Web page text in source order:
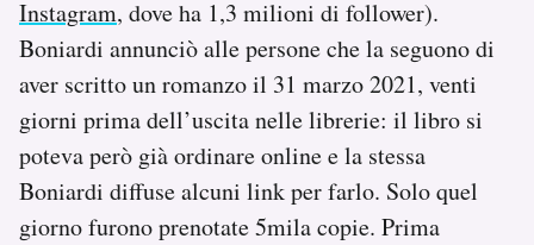
Instagram, dove ha 1,3 milioni di follower).
Boniardi annunciò alle persone che la seguono di
aver scritto un romanzo il 31 marzo 2021, venti
giorni prima dell’uscita nelle librerie: il libro si
poteva però già ordinare online e la stessa
Boniardi diffuse alcuni link per farlo. Solo quel
giorno furono prenotate 5mila copie. Prima